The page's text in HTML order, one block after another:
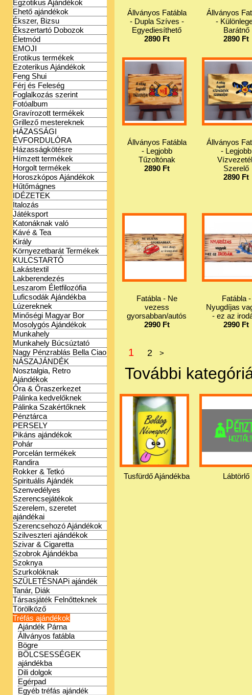
Egzotikus Ajándékok
Ehető ajándékok
Ékszer, Bizsu
Ékszertartó Dobozok
Életmód
EMOJI
Erotikus termékek
Ezoterikus Ajándékok
Feng Shui
Férj és Feleség
Foglalkozás szerint
Fotóalbum
Gravírozott termékek
Grillező mestereknek
HÁZASSÁGI
ÉVFORDULÓRA
Házasságkötésre
Hímzett termékek
Horgolt termékek
Horoszkópos Ajándékok
Hűtőmágnes
IDÉZETEK
Italozás
Játéksport
Katonáknak való
Kávé & Tea
Király
Környezetbarát Termékek
KULCSTARTÓ
Lakástextil
Lakberendezés
Leszarom Életfilozófia
Luficsodák Ajándékba
Lúzereknek
Minőségi Magyar Bor
Mosolygós Ajándékok
Munkahely
Munkahely Búcsúztató
Nagy Pénzrablás Bella Ciao
NÁSZAJÁNDÉK
Nosztalgia, Retro
Ajándékok
Óra & Óraszerkezet
Pálinka kedvelőknek
Pálinka Szakértőknek
Pénztárca
PERSELY
Pikáns ajándékok
Pohár
Porcelán termékek
Randira
Rokker & Tetkó
Spirituális Ajándék
Szenvedélyes
Szerencsejátékok
Szerelem, szeretet
ajándékai
Szerencsehozó Ajándékok
Szilveszteri ajándékok
Szivar & Cigaretta
Szobrok Ajándékba
Szoknya
Szurkolóknak
SZÜLETÉSNAPi ajándék
Tanár, Diák
Társasjáték Felnőtteknek
Törölköző
Tréfás ajándékok
Ajándék Párna
Állványos fatábla
Bögre
BÖLCSESSÉGEK
ajándékba
Dili dolgok
Egérpad
Egyéb tréfás ajándék
Állványos Fatábla
- Dupla Szíves -
Egyediesíthető
2890 Ft
Állványos
-
Barátnő
2890 Ft
Állványos Fatábla
- Legjobb
Tűzoltónak
2890 Ft
Állványos
- Legjobb
Szerelő
2890 Ft
Fatábla - Ne
vezess
gyorsabban/autós
2990 Ft
Fatábla -
Nyugdíjas
- ez az
2990 Ft
1 2 >
További
Tusfürdő Ajándékba Lábtörlő